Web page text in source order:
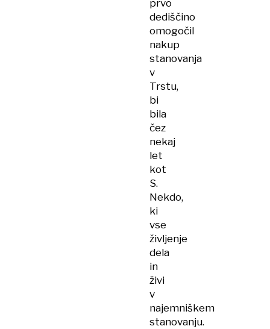
prvo
dediščino
omogočil
nakup
stanovanja
v
Trstu,
bi
bila
čez
nekaj
let
kot
S.
Nekdo,
ki
vse
življenje
dela
in
živi
v
najemniškem
stanovanju.